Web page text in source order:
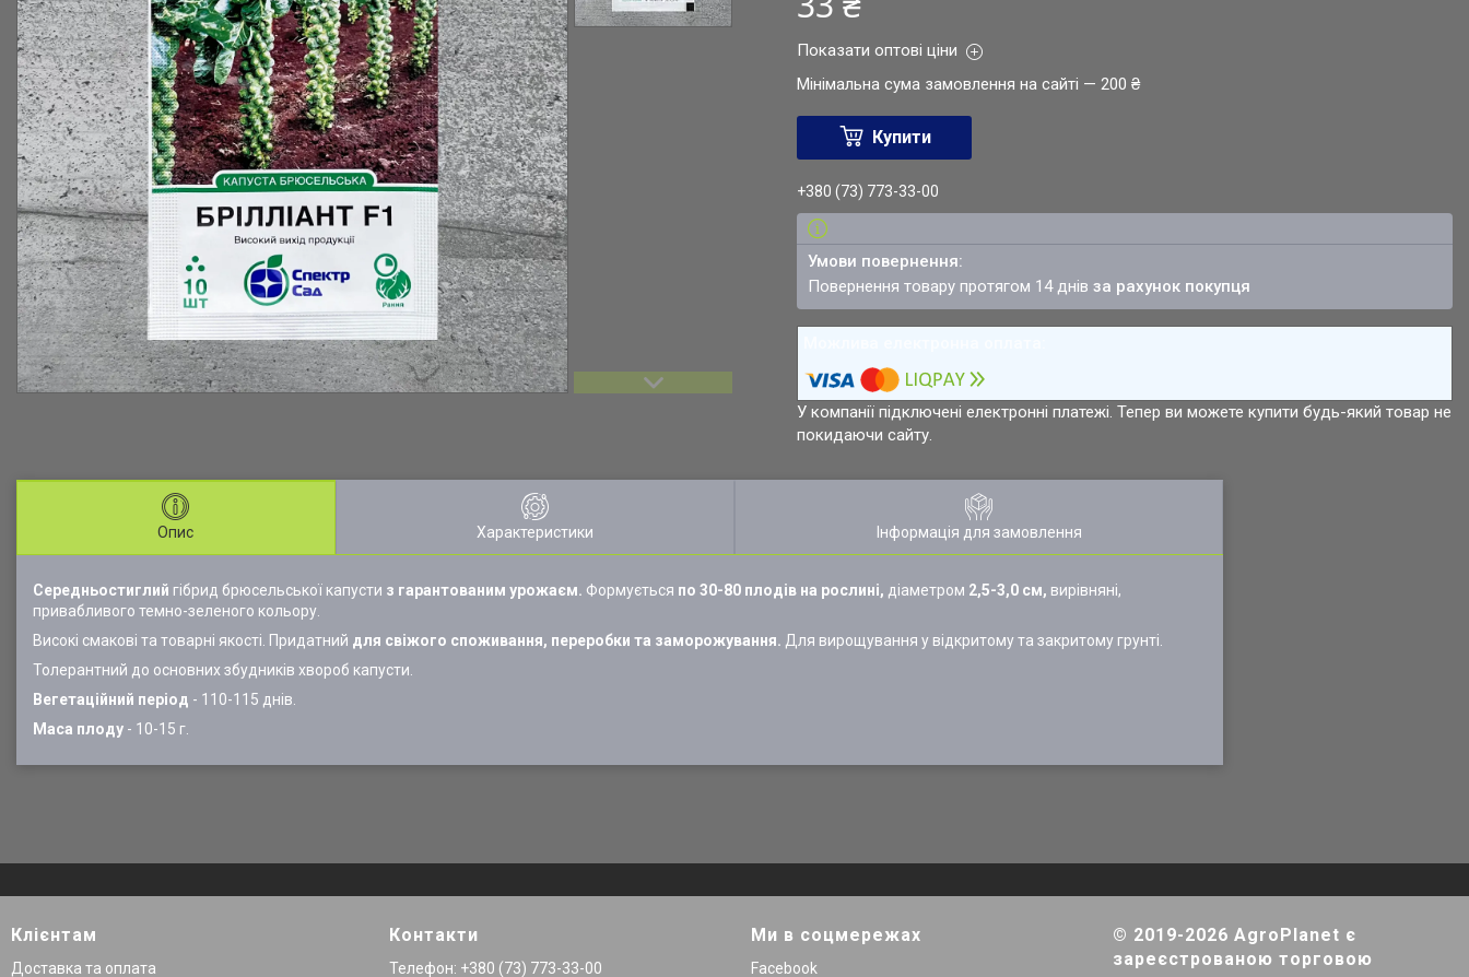
Показати оптові ціни
Мінімальна сума замовлення на сайті — 200 ₴
Купити
+380 (73) 773-33-00
повернення товару протягом 14 днівза рахунок покупця
У компанії підключені електронні платежі. Тепер ви можете купити будь-який товар не
покидаючи сайту.
Опис Характеристики Інформація для замовлення
Середньостиглий гібрид брюсельської капусти з гарантованим урожаєм. Формується по 30-80 плодів на рослині, діаметром 2,5-3,0 см, вирівняні,
привабливого темно-зеленого кольору.
Високі смакові та товарні якості. Придатний для свіжого споживання, переробки та заморожування. Для вирощування у відкритому та закритому грунті.
Толерантний до основних збудників хвороб капусти.
Вегетаційний період - 110-115 днів.
Маса плоду - 10-15 г.
Клієнтам
Доставка та оплата
Контакти
Телефон: +380 (73) 773-33-00
Ми в соцмережах
Facebook
© 2019-2026 AgroPlanet є
зареєстрованою торговою